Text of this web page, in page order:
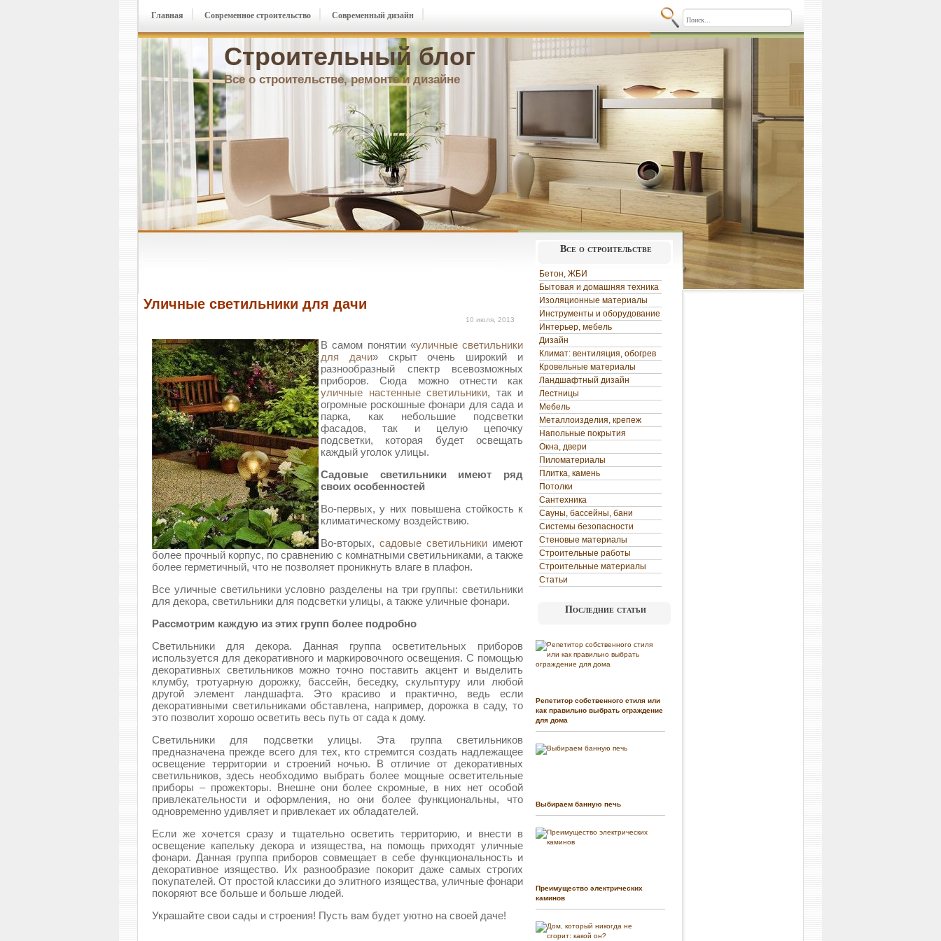
Строительный блог
Все о строительстве, ремонте и дизайне
Главная Современное строительство Современный дизайн
Уличные светильники для дачи
10 июля, 2013
В самом понятии «уличные светильники
для дачи» скрыт очень широкий и
разнообразный спектр всевозможных
приборов. Сюда можно отнести как
уличные настенные светильники, так и
огромные роскошные фонари для сада и
парка, как небольшие подсветки
фасадов, так и целую цепочку
подсветки, которая будет освещать
каждый уголок улицы.
Садовые светильники имеют ряд
своих особенностей
Во-первых, у них повышена стойкость к
климатическому воздействию.
Во-вторых, садовые светильники имеют
более прочный корпус, по сравнению с комнатными светильниками, а также
более герметичный, что не позволяет проникнуть влаге в плафон.
Все уличные светильники условно разделены на три группы: светильники
для декора, светильники для подсветки улицы, а также уличные фонари.
Рассмотрим каждую из этих групп более подробно
Светильники для декора. Данная группа осветительных приборов
используется для декоративного и маркировочного освещения. С помощью
декоративных светильников можно точно поставить акцент и выделить
клумбу, тротуарную дорожку, бассейн, беседку, скульптуру или любой
другой элемент ландшафта. Это красиво и практично, ведь если
декоративными светильниками обставлена, например, дорожка в саду, то
это позволит хорошо осветить весь путь от сада к дому.
Светильники для подсветки улицы. Эта группа светильников
предназначена прежде всего для тех, кто стремится создать надлежащее
освещение территории и строений ночью. В отличие от декоративных
светильников, здесь необходимо выбрать более мощные осветительные
приборы – прожекторы. Внешне они более скромные, в них нет особой
привлекательности и оформления, но они более функциональны, что
одновременно удивляет и привлекает их обладателей.
Если же хочется сразу и тщательно осветить территорию, и внести в
освещение капельку декора и изящества, на помощь приходят уличные
фонари. Данная группа приборов совмещает в себе функциональность и
декоративное изящество. Их разнообразие покорит даже самых строгих
покупателей. От простой классики до элитного изящества, уличные фонари
покоряют все больше и больше людей.
Украшайте свои сады и строения! Пусть вам будет уютно на своей даче!
Все о строительстве
Бетон, ЖБИ
Бытовая и домашняя техника
Изоляционные материалы
Инструменты и оборудование
Интерьер, мебель
Дизайн
Климат: вентиляция, обогрев
Кровельные материалы
Ландшафтный дизайн
Лестницы
Мебель
Металлоизделия, крепеж
Напольные покрытия
Окна, двери
Пиломатериалы
Плитка, камень
Потолки
Сантехника
Сауны, бассейны, бани
Системы безопасности
Стеновые материалы
Строительные работы
Строительные материалы
Статьи
Последние статьи
Репетитор собственного стиля или
как правильно выбрать ограждение
для дома
Выбираем банную печь
Преимущество электрических
каминов